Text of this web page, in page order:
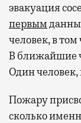
эвакуация
первым
человек, в
В ближайшие
Один
Пожару
сколько